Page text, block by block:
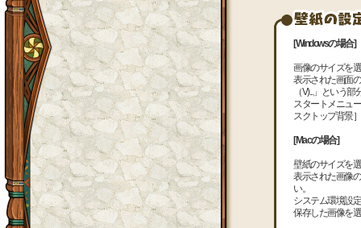
[Windowsの場合]
画像のサイズを
表示された画面
（V)...」という
スタートメニュ
スクトップ背景
[Macの場合]
壁紙のサイズを
表示された画像
い。
システム環境設
保存した画像を